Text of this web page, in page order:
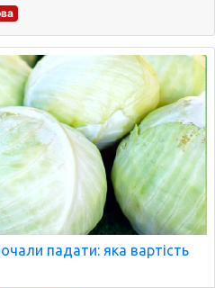
падати: яка вартість